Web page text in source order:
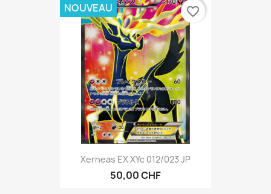
Xerneas EX XYc 012/023 JP
50,00 CHF
NOUVEAU favorite_border